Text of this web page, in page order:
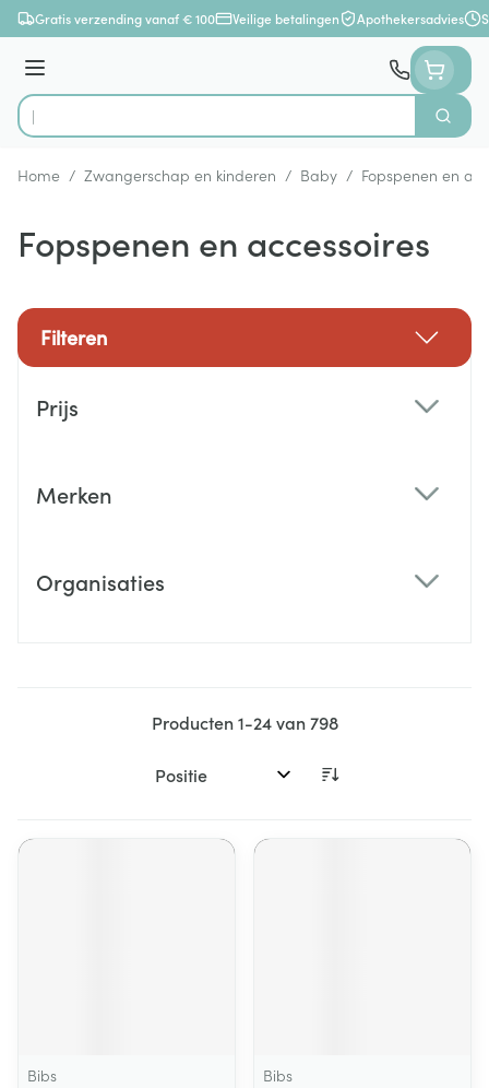
Ga naar de inhoud
Gratis verzending vanaf € 100 Veilige betalingen Apothekersadvies
Menu
Product, merk, categorie...
Zoek
Home / Zwangerschap en kinderen / Baby / Fopspenen en
Fopspenen en accessoires
Filteren
Prijs
Merken
Organisaties
Producten1-24van798
Sorteer op:
Bibs
Bibs